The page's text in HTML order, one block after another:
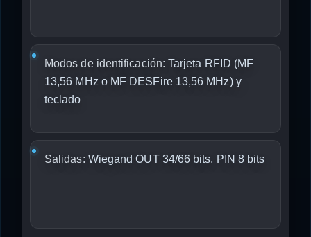
Modos de identificación: Tarjeta RFID (MF
13,56 MHz o MF DESFire 13,56 MHz) y
teclado
Salidas: Wiegand OUT 34/66 bits, PIN 8 bits